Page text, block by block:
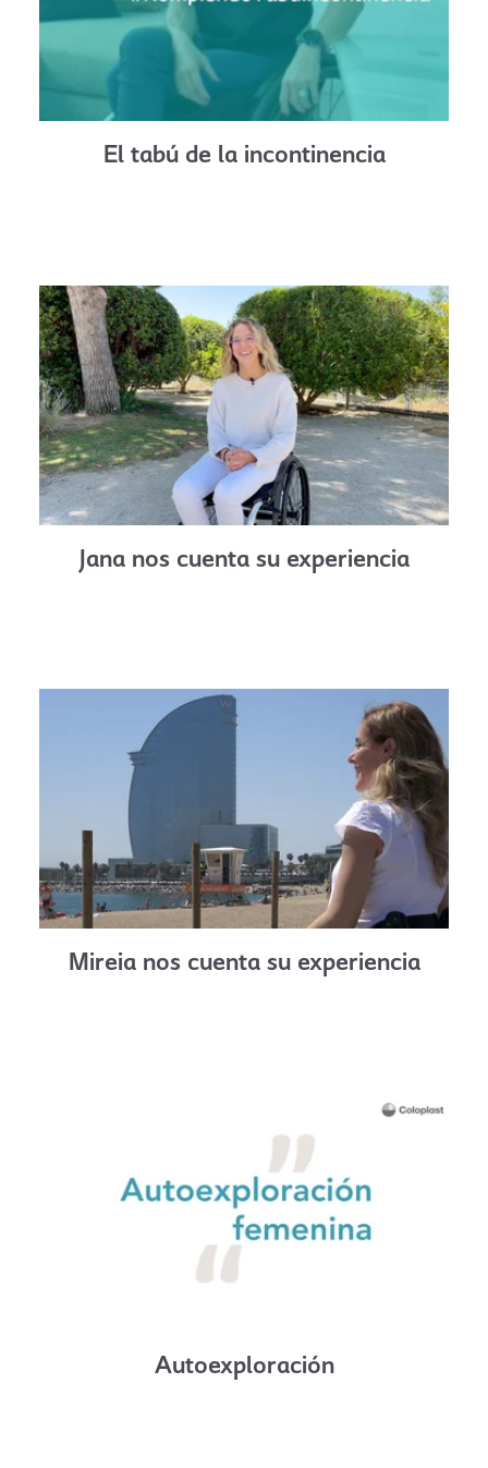
El tabú de la incontinencia
Jana nos cuenta su experiencia
Mireia nos cuenta su experiencia
Autoexploración